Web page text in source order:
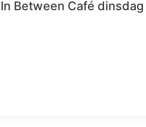
In Between Café